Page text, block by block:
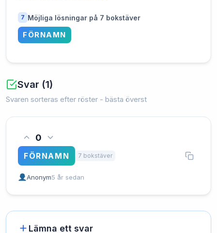
7 Möjliga lösningar på 7 bokstäver
FÖRNAMN
Svar (1)
Svaren sorteras efter röster - bästa överst
0
FÖRNAMN 7 bokstäver
Anonym5 år sedan
Lämna ett svar